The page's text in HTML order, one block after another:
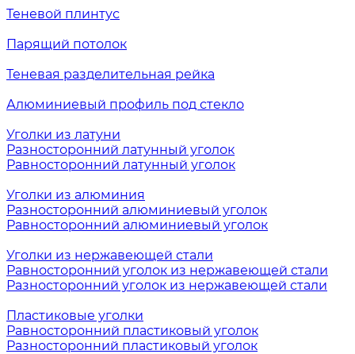
Теневой плинтус
Парящий потолок
Теневая разделительная рейка
Алюминиевый профиль под стекло
Уголки из латуни
Разносторонний латунный уголок
Равносторонний латунный уголок
Уголки из алюминия
Разносторонний алюминиевый уголок
Равносторонний алюминиевый уголок
Уголки из нержавеющей стали
Равносторонний уголок из нержавеющей стали
Разносторонний уголок из нержавеющей стали
Пластиковые уголки
Равносторонний пластиковый уголок
Разносторонний пластиковый уголок